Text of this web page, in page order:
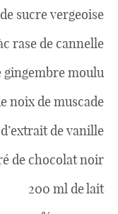
sucre vergeoise
rase de cannelle
gingembre moulu
noix de muscade
de vanille
de chocolat noir
200 ml de lait